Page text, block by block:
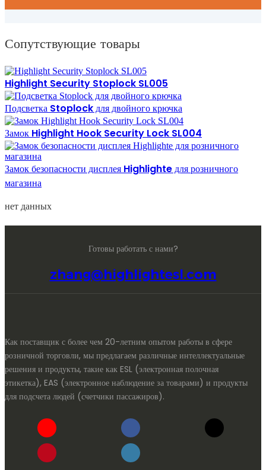
Сопутствующие товары
Highlight Security Stoplock SL005
Подсветка Stoplock для двойного крючка
Замок Highlight Hook Security Lock SL004
Замок безопасности дисплея Highlighte для розничного
магазина
нет данных
Готовы работать с нами?
zhang@highlightesl.com
Как поставщик с более чем 20-летним опытом работы в сфере
розничной торговли, мы предлагаем различные интеллектуальные
решения и продукты, такие как ESL (электронная полочная
этикетка), EAS (электронное наблюдение за товарами) и продукты
для подсчета людей (счетчики пассажиров).